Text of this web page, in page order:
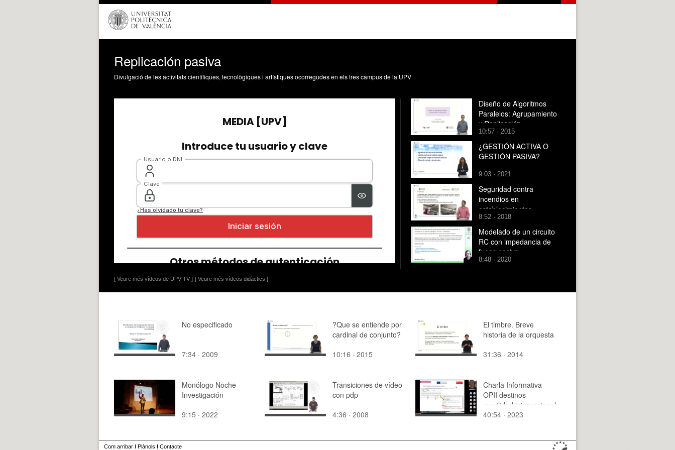
Replicación pasiva
Divulgació de les activitats científiques, tecnològiques i artístiques ocorregudes en els tres campus de la UPV
[ Veure més vídeos de UPV TV ] [ Veure més vídeos didàctics ]
Diseño de Algoritmos
Paralelos: Agrupamiento
y Replicación
10:57 · 2015
¿GESTIÓN ACTIVA O
GESTIÓN PASIVA?
9:03 · 2021
Seguridad contra
incendios en
establecimientos
industriales. Protección
Pasiva
8:52 · 2018
Modelado de un circuito
RC con impedancia de
fugas pasiva
8:48 · 2020
No especificado
7:34 · 2009
?Que se entiende por
cardinal de conjunto?
10:16 · 2015
El timbre. Breve
historia de la orquesta
31:36 · 2014
Monólogo Noche
Investigación
9:15 · 2022
Transiciones de vídeo
con pdp
4:36 · 2008
Charla Informativa
OPII destinos
movilidad internacional
fuera de Europa (16
40:54 · 2023
Com arribar I Plànols I Contacte